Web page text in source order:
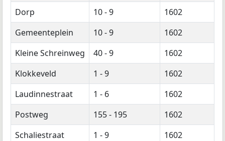
Dorp
10 - 9
1602
Gemeenteplein
10 - 9
1602
Kleine Schreinweg
40 - 9
1602
Klokkeveld
1 - 9
1602
Laudinnestraat
1 - 6
1602
Postweg
155 - 195
1602
Schaliestraat
1 - 9
1602